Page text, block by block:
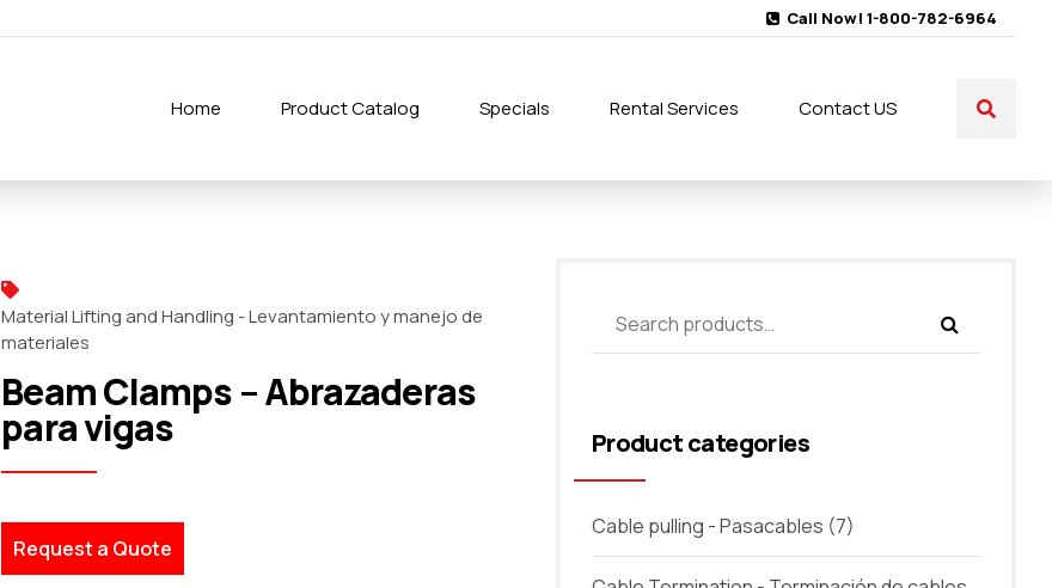
Call Now! 1-800-782-6964
Home Product Catalog Specials Rental Services Contact US
Material Lifting and Handling - Levantamiento y manejo de
materiales
Beam Clamps – Abrazaderas
para vigas
Request a Quote
Product categories
Cable pulling - Pasacables (7)